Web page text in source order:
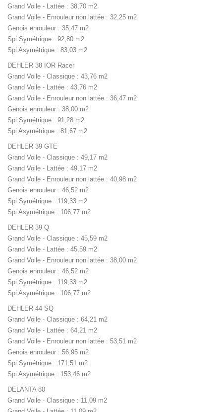
Grand Voile - Lattée : 38,70 m2
Grand Voile - Enrouleur non lattée : 32,25 m2
Genois enrouleur : 35,47 m2
Spi Symétrique : 92,80 m2
Spi Asymétrique : 83,03 m2
DEHLER 38 IOR Racer
Grand Voile - Classique : 43,76 m2
Grand Voile - Lattée : 43,76 m2
Grand Voile - Enrouleur non lattée : 36,47 m2
Genois enrouleur : 38,00 m2
Spi Symétrique : 91,28 m2
Spi Asymétrique : 81,67 m2
DEHLER 39 GTE
Grand Voile - Classique : 49,17 m2
Grand Voile - Lattée : 49,17 m2
Grand Voile - Enrouleur non lattée : 40,98 m2
Genois enrouleur : 46,52 m2
Spi Symétrique : 119,33 m2
Spi Asymétrique : 106,77 m2
DEHLER 39 Q
Grand Voile - Classique : 45,59 m2
Grand Voile - Lattée : 45,59 m2
Grand Voile - Enrouleur non lattée : 38,00 m2
Genois enrouleur : 46,52 m2
Spi Symétrique : 119,33 m2
Spi Asymétrique : 106,77 m2
DEHLER 44 SQ
Grand Voile - Classique : 64,21 m2
Grand Voile - Lattée : 64,21 m2
Grand Voile - Enrouleur non lattée : 53,51 m2
Genois enrouleur : 56,95 m2
Spi Symétrique : 171,51 m2
Spi Asymétrique : 153,46 m2
DELANTA 80
Grand Voile - Classique : 11,09 m2